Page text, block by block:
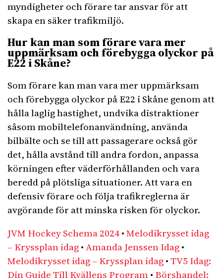
myndigheter och förare tar ansvar för att
skapa en säker trafikmiljö.
Hur kan man som förare vara mer
uppmärksam och förebygga olyckor på
E22 i Skåne?
Som förare kan man vara mer uppmärksam
och förebygga olyckor på E22 i Skåne genom att
hålla laglig hastighet, undvika distraktioner
såsom mobiltelefonanvändning, använda
bilbälte och se till att passagerare också gör
det, hålla avstånd till andra fordon, anpassa
körningen efter väderförhållanden och vara
beredd på plötsliga situationer. Att vara en
defensiv förare och följa trafikreglerna är
avgörande för att minska risken för olyckor.
JVM Hockey Schema 2024•Melodikrysset idag
– Kryssplan idag•Amanda Jenssen Idag•
Melodikrysset idag – Kryssplan idag•TV5 Idag:
Din Guide Till Kvällens Program• Börshandel: